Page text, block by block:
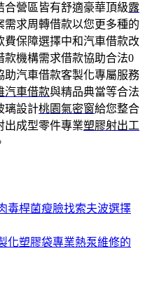
合營區皆有舒適豪華頂級露
求周轉借款以您更多種的
費保障選擇中和汽車借款改
款機構需求借款協助合法0
助汽車借款客製化專屬服務
汽車借款與精品典當等合法
璃設計桃園氣密窗給您整合
出成型零件專業塑膠射出工
毒桿菌瘦臉找索夫波選擇
化塑膠袋專業熱泵維修的